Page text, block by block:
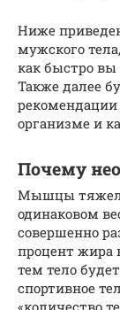
Ниже
мужского
как быстро вы
Также далее
рекомендации
организме и
Почему
Мышцы
одинаковом
совершенно
процент жира
тем тело
спортивное